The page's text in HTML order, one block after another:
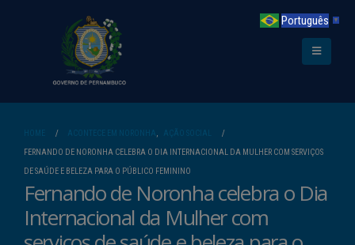
HOME ACONTECE EM NORONHA,
AÇÃO SOCIAL
FERNANDO DE NORONHA CELEBRA O DIA INTERNACIONAL DA MULHER COM SERVIÇOS
DE SAÚDE E BELEZA PARA O PÚBLICO FEMININO
Fernando de Noronha celebra o Dia
Internacional da Mulher com
Português ▼